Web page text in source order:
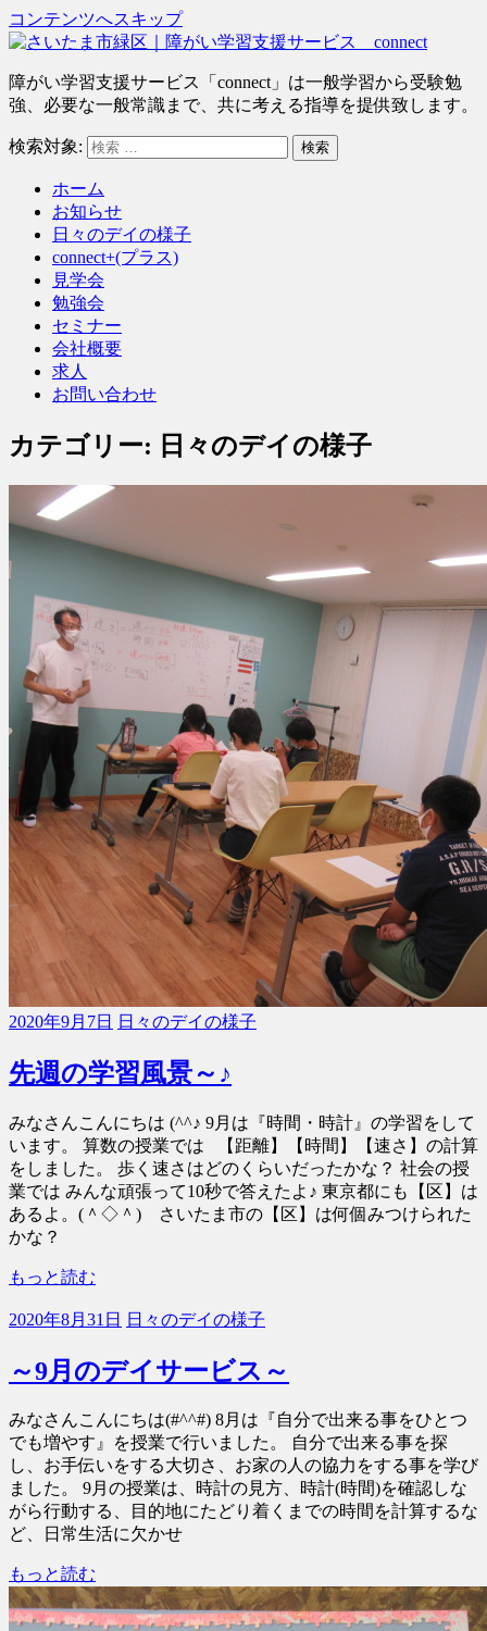
コンテンツへスキップ
さ
い
ま
ー
connect
障がい学習支援サービス「connect」は一般学習から受験勉
強、必要な一般常識まで、共に考える指導を提供致します。
検索対象: 検索
ホーム
お知らせ
日々のデイの様子
connect+(プラス)
見学会
勉強会
セミナー
会社概要
求人
お問い合わせ
カテゴリー: 日々のデイの様子
2020年9月7日 日々のデイの様子
先週の学習風景～♪
みなさんこんにちは (^^♪ 9月は『時間・時計』の学習をして
います。 算数の授業では 【距離】【時間】【速さ】の計算
をしました。 歩く速さはどのくらいだったかな？ 社会の授
業では みんな頑張って10秒で答えたよ♪ 東京都にも【区】は
あるよ。(＾◇＾) さいたま市の【区】は何個みつけられた
かな？
もっと読む
2020年8月31日 日々のデイの様子
～9月のデイサービス～
みなさんこんにちは(#^^#) 8月は『自分で出来る事をひとつ
でも増やす』を授業で行いました。 自分で出来る事を探
し、お手伝いをする大切さ、お家の人の協力をする事を学び
ました。 9月の授業は、時計の見方、時計(時間)を確認しな
がら行動する、目的地にたどり着くまでの時間を計算するな
ど、日常生活に欠かせ
もっと読む